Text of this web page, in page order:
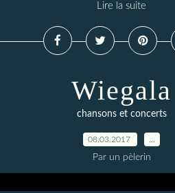
Lire la suite
Wiegala
chansons et concerts
08.03.2017
Par un pèlerin